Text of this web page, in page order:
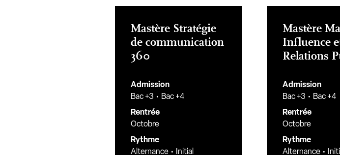
Mastère Stratégie
de communication
360
Admission
Bac +3
Bac +4
Rentrée
Octobre
Rythme
Alternance
Initial
Mastère
Influence
Relations
Admission
Bac +3
Bac +4
Rentrée
Octobre
Rythme
Alternance